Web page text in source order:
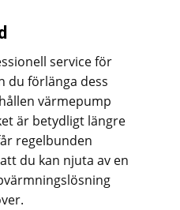
service för
du förlänga dess
värmepump
är betydligt längre
regelbunden
du kan njuta av en